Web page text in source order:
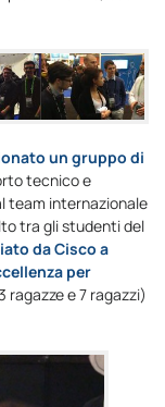
un gruppo di
tecnico e
team internazionale
tra gli studenti del
da Cisco a
per
ragazze e 7 ragazzi)